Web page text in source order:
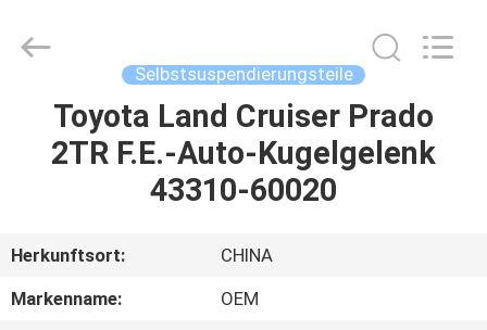
HAUSE
VIDEOS
Selbstsuspendierungsteile
Toyota Land Cruiser Prado
2TR F.E.-Auto-Kugelgelenk
43310-60020
Herkunftsort:
CHINA
Markenname:
OEM